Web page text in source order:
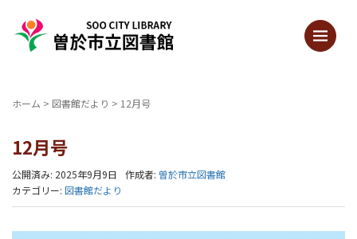
ホーム > 図書館だより > 12月号
12月号
公開済み: 2025年9月9日 作成者: 曽於市立図書館
カテゴリー: 図書館だより